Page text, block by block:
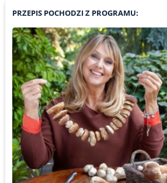
PRZEPIS POCHODZI Z PROGRAMU: